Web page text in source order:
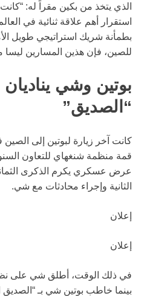
الذي يتخذ من بكين مقراً له:
استقرار أهم علاقة ثنائية في
بطمأنة شريك استراتيجي طويل
للصين، فإن هذين المسارين ليسا
بوتين وشي يناديان
“الصديق”
قمة منظمة شنغهاي للتعاون
عرض عسكري يكرم الذكرى
الثانية وإجراء محادثات مع شي.
إعلان
إعلان
في ذلك الوقت، أطلق شي على
بينما خاطب بوتين شي بـ “الصديق